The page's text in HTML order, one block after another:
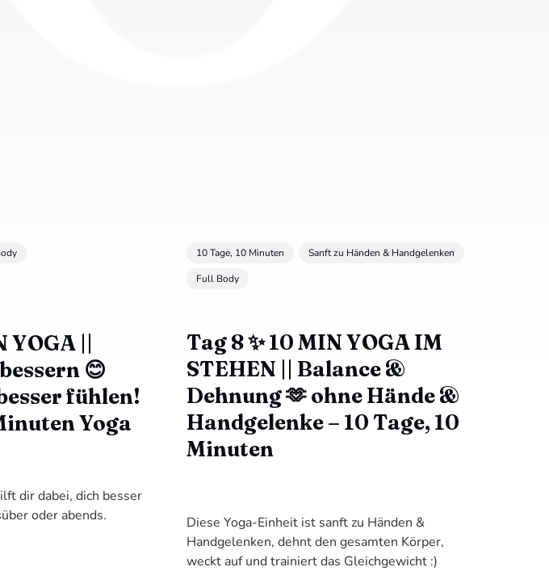
YOGA ||
😊
fühlen!
Yoga
dir dabei, dich besser
tagsüber oder abends.
10 Tage, 10 Minuten
Sanft zu Händen & Handgelenken
Full Body
Tag 8 ✨ 10 MIN YOGA IM
STEHEN || Balance &
Dehnung 🫶 ohne Hände &
Handgelenke – 10 Tage, 10
Minuten
Diese Yoga-Einheit ist sanft zu Händen &
Handgelenken, dehnt den gesamten Körper,
weckt auf und trainiert das Gleichgewicht :)